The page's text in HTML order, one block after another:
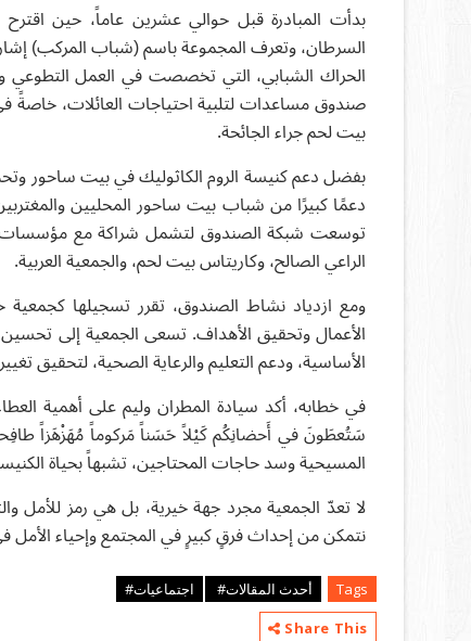
بدأت المبادرة قبل حوالي عشرين عاماً، حين
السرطان، وتعرف المجموعة باسم (شباب المركب)
الحراك الشبابي، التي تخصصت في العمل التطوعي
صندوق مساعدات لتلبية احتياجات العائلات، خاصةً
بيت لحم جراء الجائحة.
بفضل دعم كنيسة الروم الكاثوليك في بيت ساحور
دعمًا كبيرًا من شباب بيت ساحور المحليين
توسعت شبكة الصندوق لتشمل شراكة مع مؤسسات
الراعي الصالح، وكاريتاس بيت لحم، والجمعية العربية.
ومع ازدياد نشاط الصندوق، تقرر تسجيلها كجمعية
الأعمال وتحقيق الأهداف. تسعى الجمعية إلى تحسين
الأساسية، ودعم التعليم والرعاية الصحية، لتحقيق
في خطابه، أكد سيادة المطران وليم على أهمية
المسيحية وسد حاجات المحتاجين، تشبهاً بحياة
لا تعدّ الجمعية مجرد جهة خيرية، بل هي رمز للأمل
نتمكن من إحداث فرقٍ كبيرٍ في المجتمع وإحياء الأمل
Tags أحدث المقالات#
اجتماعيات#
Share This